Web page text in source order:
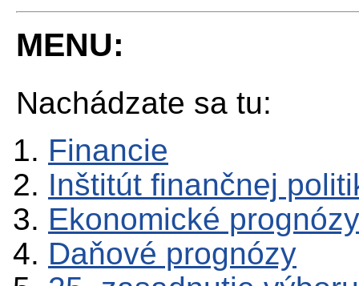
MENU:
Nachádzate sa tu:
Financie
Inštitút finančnej
Ekonomické prognózy
Daňové prognózy